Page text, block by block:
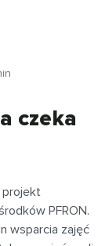
czeka
projekt
PFRON.
wsparcia zajęć